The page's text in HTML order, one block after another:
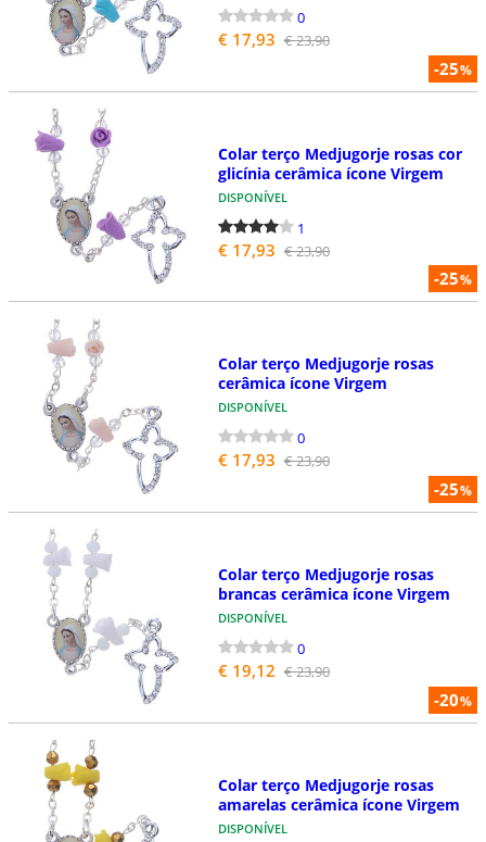
-25%
0
€ 17,93 € 23,90
-25%
Colar terço Medjugorje rosas cor
glicínia cerâmica ícone Virgem
DISPONÍVEL
1
€ 17,93 € 23,90
-25%
Colar terço Medjugorje rosas
cerâmica ícone Virgem
DISPONÍVEL
0
€ 17,93 € 23,90
-20%
Colar terço Medjugorje rosas
brancas cerâmica ícone Virgem
DISPONÍVEL
0
€ 19,12 € 23,90
Colar terço Medjugorje rosas
amarelas cerâmica ícone Virgem
DISPONÍVEL